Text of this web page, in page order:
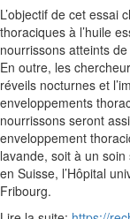
L’objectif de cet essai
thoraciques à l’huile
nourrissons atteints
En outre, les
réveils nocturnes et
enveloppements
nourrissons seront
enveloppement
lavande, soit à un
en Suisse, l’Hôpital
Fribourg.